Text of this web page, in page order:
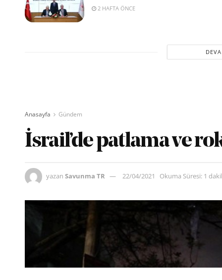
2 HAFTA ÖNCE
Anasayfa Gündem
İsrail’de patlama ve
yazan Savunma TR 22/04/2021 Okuma Süresi: 1